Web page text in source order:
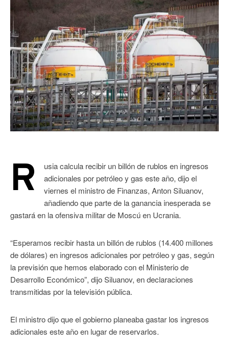
R
usia calcula recibir un billón de rublos en ingresos
adicionales por petróleo y gas este año, dijo el
viernes el ministro de Finanzas, Anton Siluanov,
añadiendo que parte de la ganancia inesperada se
gastará en la ofensiva militar de Moscú en Ucrania.
“Esperamos recibir hasta un billón de rublos (14.400 millones
de dólares) en ingresos adicionales por petróleo y gas, según
la previsión que hemos elaborado con el Ministerio de
Desarrollo Económico”, dijo Siluanov, en declaraciones
transmitidas por la televisión pública.
El ministro dijo que el gobierno planeaba gastar los ingresos
adicionales este año en lugar de reservarlos.